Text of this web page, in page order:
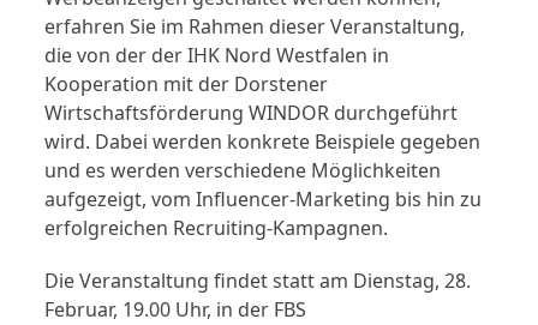
erfahren Sie im Rahmen dieser Veranstaltung,
die von der der IHK Nord Westfalen in
Kooperation mit der Dorstener
Wirtschaftsförderung WINDOR durchgeführt
wird. Dabei werden konkrete Beispiele gegeben
und es werden verschiedene Möglichkeiten
aufgezeigt, vom Influencer-Marketing bis hin zu
erfolgreichen Recruiting-Kampagnen.
Die Veranstaltung findet statt am Dienstag, 28.
Februar, 19.00 Uhr, in der FBS